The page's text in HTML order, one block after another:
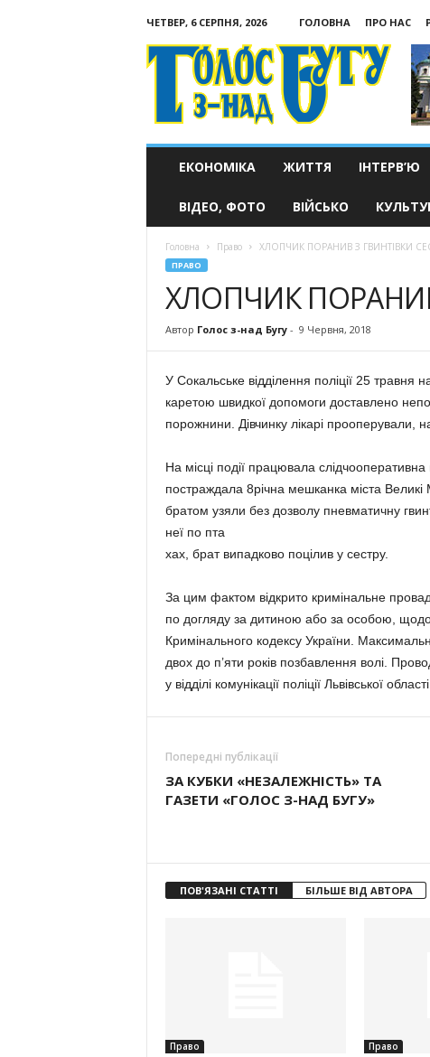
ЧЕТВЕР, 6 СЕРПНЯ, 2026 ГОЛОВНА ПРО НАС
Голос
з-
ЕКОНОМІКА ЖИТТЯ ІНТЕРВ’Ю
ВІДЕО, ФОТО ВІЙСЬКО
Головна Право ХЛОПЧИК ПОРАНИВ З ГВИНТІВКИ
ПРАВО
ХЛОПЧИК
Автор Голос з-над Бугу- 9 Червня, 2018
У Сокальське відділення поліції 25
каретою швидкої допомоги доставлено
порожнини. Дівчинку лікарі прооперували,
На місці події працювала
постраждала 8річна мешканка міста
братом узяли без дозволу пневматичну
неї по пта
хах, брат випадково поцілив у сестру.
За цим фактом відкрито кримінальне
по догляду за дитиною або за особою, щодо
Кримінального кодексу України.
двох до п’яти років позбавлення волі.
у відділі комунікації поліції Львівської області.
Попередні публікації
ЗА КУБКИ «НЕЗАЛЕЖНІСТЬ» ТА
ГАЗЕТИ «ГОЛОС З-НАД БУГУ»
ПОВ'ЯЗАНІ СТАТТІ БІЛЬШЕ ВІД АВТОРА
Право Право